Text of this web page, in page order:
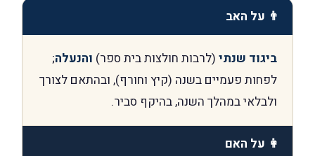
👨 על האב
ביגוד שנתי (לרבות חולצות בית ספר) והנעלה;
לפחות פעמיים בשנה (קיץ וחורף), ובהתאם לצורך
ולבלאי במהלך השנה, בהיקף סביר.
👩 על האם